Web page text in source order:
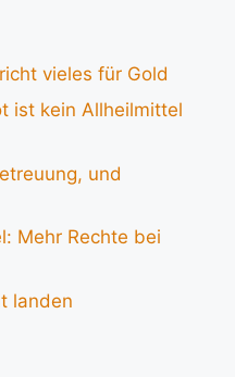
vieles für Gold
ist kein Allheilmittel
und
Mehr Rechte bei
landen